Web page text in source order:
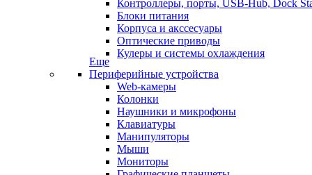
Контроллеры, порты, USB-Hub, Dock
Блоки питания
Корпуса и акссесуары
Оптические приводы
Кулеры и системы охлаждения
Еще
Периферийные устройства
Web-камеры
Колонки
Наушники и микрофоны
Клавиатуры
Манипуляторы
Мыши
Мониторы